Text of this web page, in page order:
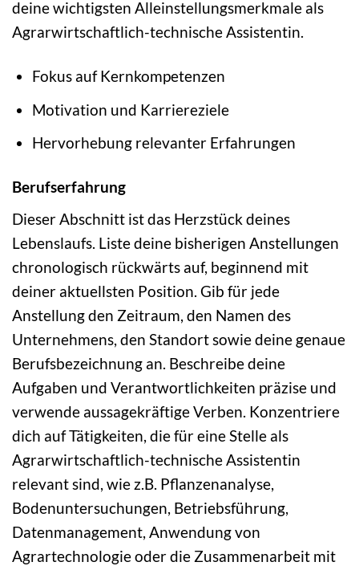
deine wichtigsten Alleinstellungsmerkmale als
Agrarwirtschaftlich-technische Assistentin.
Fokus auf Kernkompetenzen
Motivation und Karriereziele
Hervorhebung relevanter Erfahrungen
Berufserfahrung
Dieser Abschnitt ist das Herzstück deines
Lebenslaufs. Liste deine bisherigen Anstellungen
chronologisch rückwärts auf, beginnend mit
deiner aktuellsten Position. Gib für jede
Anstellung den Zeitraum, den Namen des
Unternehmens, den Standort sowie deine genaue
Berufsbezeichnung an. Beschreibe deine
Aufgaben und Verantwortlichkeiten präzise und
verwende aussagekräftige Verben. Konzentriere
dich auf Tätigkeiten, die für eine Stelle als
Agrarwirtschaftlich-technische Assistentin
relevant sind, wie z.B. Pflanzenanalyse,
Bodenuntersuchungen, Betriebsführung,
Datenmanagement, Anwendung von
Agrartechnologie oder die Zusammenarbeit mit